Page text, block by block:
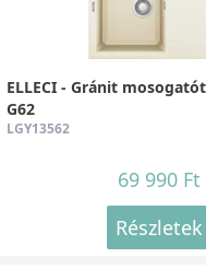
ELLECI - Gránit
G62
LGY13562
69 990 Ft
Részletek